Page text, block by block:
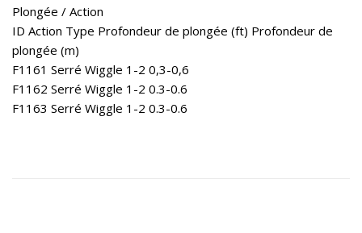
Plongée / Action
ID Action Type Profondeur de plongée (ft) Profondeur de
plongée (m)
F1161 Serré Wiggle 1-2 0,3-0,6
F1162 Serré Wiggle 1-2 0.3-0.6
F1163 Serré Wiggle 1-2 0.3-0.6